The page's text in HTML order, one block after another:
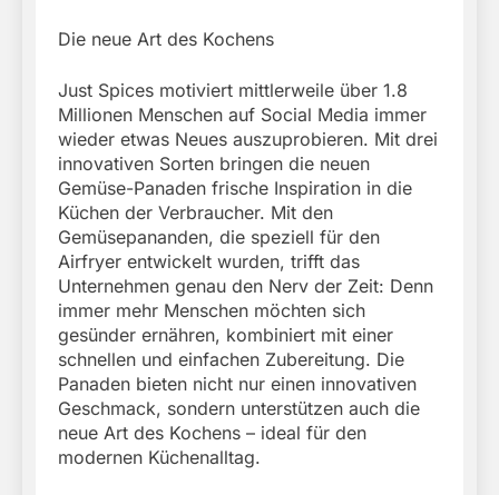
Die neue Art des Kochens
Just Spices motiviert mittlerweile über 1.8
Millionen Menschen auf Social Media immer
wieder etwas Neues auszuprobieren. Mit drei
innovativen Sorten bringen die neuen
Gemüse-Panaden frische Inspiration in die
Küchen der Verbraucher. Mit den
Gemüsepananden, die speziell für den
Airfryer entwickelt wurden, trifft das
Unternehmen genau den Nerv der Zeit: Denn
immer mehr Menschen möchten sich
gesünder ernähren, kombiniert mit einer
schnellen und einfachen Zubereitung. Die
Panaden bieten nicht nur einen innovativen
Geschmack, sondern unterstützen auch die
neue Art des Kochens – ideal für den
modernen Küchenalltag.